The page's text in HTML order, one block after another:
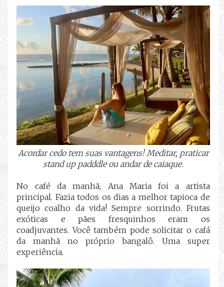
Acordar cedo tem suas vantagens! Meditar, praticar
stand up padddle ou andar de caiaque.
No café da manhã, Ana Maria foi a artista
principal. Fazia todos os dias a melhor tapioca de
queijo coalho da vida! Sempre sorrindo. Frutas
exóticas e pães fresquinhos eram os
coadjuvantes. Você também pode solicitar o cafá
da manhã no próprio bangalô. Uma super
experiência.